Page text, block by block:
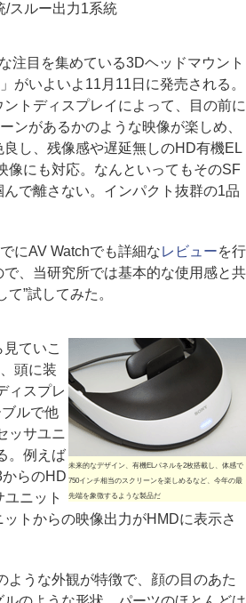
/スルー出力1系統
注目を集めている3Dヘッドマウント
がいよいよ11月11日に発売される。
トディスプレイによって、目の前に
ンがあるかのような映像が楽しめ、
良し、残像感や遅延無しのHD有機EL
像にも対応。なんといってもそのSF
で離さない。インパクト抜群の1品
にAV Watchでも詳細なレビューを行
、当研究所では基本的な使用感と共
”試してみた。
未来的なデザイン、有機ELパネルを2枚搭載し、体感で
750インチ相当のスクリーンを楽しめるなど、今年の最
先端を象徴するような製品だ
ていこ
頭に装
ィスプレ
ルで他
ッサユニ
。例えば
らのHD
ニット
トからの映像出力がHMDに表示さ
うな外観が特徴で、顔の目のあた